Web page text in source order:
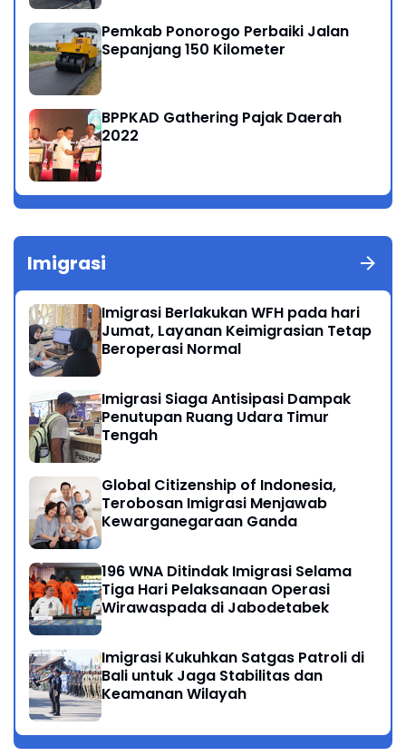
Pemkab Ponorogo Perbaiki Jalan
Sepanjang 150 Kilometer
BPPKAD Gathering Pajak Daerah
2022
Imigrasi
Imigrasi Berlakukan WFH pada hari
Jumat, Layanan Keimigrasian Tetap
Beroperasi Normal
Imigrasi Siaga Antisipasi Dampak
Penutupan Ruang Udara Timur
Tengah
Global Citizenship of Indonesia,
Terobosan Imigrasi Menjawab
Kewarganegaraan Ganda
196 WNA Ditindak Imigrasi Selama
Tiga Hari Pelaksanaan Operasi
Wirawaspada di Jabodetabek
Imigrasi Kukuhkan Satgas Patroli di
Bali untuk Jaga Stabilitas dan
Keamanan Wilayah